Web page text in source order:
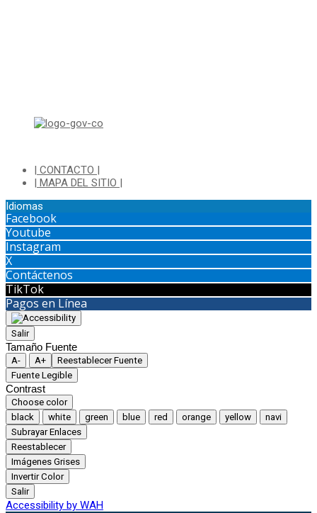
| CONTACTO |
| MAPA DEL SITIO |
Idiomas
Facebook
Youtube
Instagram
X
Contáctenos
TikTok
Pagos en Línea
Salir
Tamaño Fuente
A- A+
Reestablecer Fuente
Fuente Legible
Contrast
Choose color
black
white green blue red orange yellow
navi
Subrayar Enlaces
Reestablecer
Imágenes Grises
Invertir Color
Salir
Accessibility by WAH